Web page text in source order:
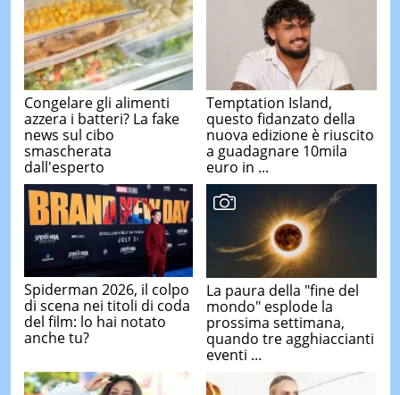
Congelare gli alimenti
azzera i batteri? La fake
news sul cibo
smascherata
dall'esperto
Temptation Island,
questo fidanzato della
nuova edizione è riuscito
a guadagnare 10mila
euro in ...
Spiderman 2026, il colpo
di scena nei titoli di coda
del film: lo hai notato
anche tu?
La paura della "fine del
mondo" esplode la
prossima settimana,
quando tre agghiaccianti
eventi ...